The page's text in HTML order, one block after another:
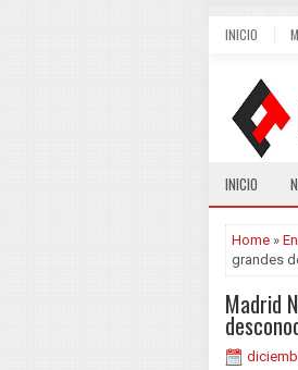
INICIO
INICIO
Home »
grandes
Madrid